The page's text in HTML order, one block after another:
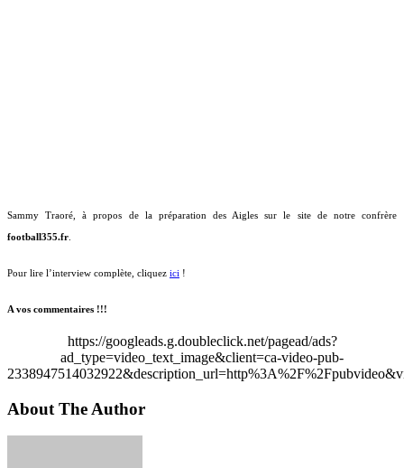
Sammy Traoré, à propos de la préparation des Aigles sur le site de notre confrère
football355.fr
Pour lire l’interview complète, cliquez ici !
A vos commentaires !!!
https://googleads.g.doubleclick.net/pagead/ads?
ad_type=video_text_image&client=ca-video-pub-
About The Author